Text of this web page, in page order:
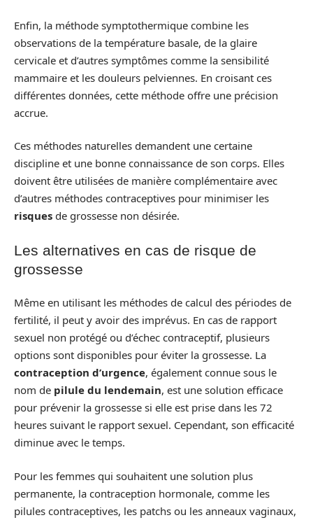
Enfin, la méthode symptothermique combine les
observations de la température basale, de la glaire
cervicale et d’autres symptômes comme la sensibilité
mammaire et les douleurs pelviennes. En croisant ces
différentes données, cette méthode offre une précision
accrue.
Ces méthodes naturelles demandent une certaine
discipline et une bonne connaissance de son corps. Elles
doivent être utilisées de manière complémentaire avec
d’autres méthodes contraceptives pour minimiser les
risques de grossesse non désirée.
Les alternatives en cas de risque de
grossesse
Même en utilisant les méthodes de calcul des périodes de
fertilité, il peut y avoir des imprévus. En cas de rapport
sexuel non protégé ou d’échec contraceptif, plusieurs
options sont disponibles pour éviter la grossesse. La
contraception d’urgence, également connue sous le
nom de pilule du lendemain, est une solution efficace
pour prévenir la grossesse si elle est prise dans les 72
heures suivant le rapport sexuel. Cependant, son efficacité
diminue avec le temps.
Pour les femmes qui souhaitent une solution plus
permanente, la contraception hormonale, comme les
pilules contraceptives, les patchs ou les anneaux vaginaux,